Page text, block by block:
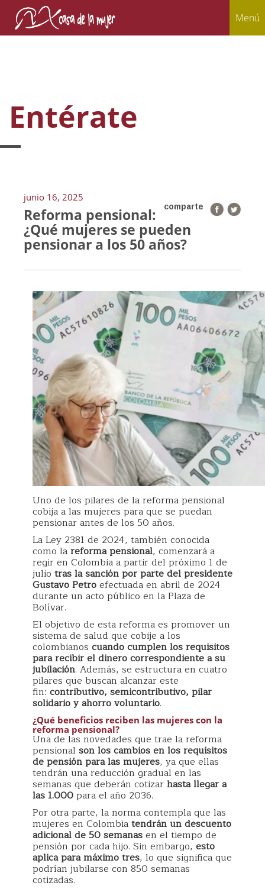
Menú
Entérate
junio 16, 2025
comparte
Reforma pensional:
¿Qué mujeres se pueden
pensionar a los 50 años?
Uno de los pilares de la reforma pensional
cobija a las mujeres para que se puedan
pensionar antes de los 50 años.
La Ley 2381 de 2024, también conocida
como lareforma pensional, comenzará a
regir en Colombia a partir del próximo 1 de
julio tras la sanción por parte del presidente
Gustavo Petroefectuada en abril de 2024
durante un acto público en la Plaza de
Bolívar.
El objetivo de esta reforma es promover un
sistema de salud que cobije a los
colombianos cuando cumplen los requisitos
para recibir el dinero correspondiente a su
jubilación. Además, se estructura en cuatro
pilares que buscan alcanzar este
fin: contributivo, semicontributivo, pilar
solidario y ahorro voluntario.
¿Qué beneficios reciben las mujeres con la
reforma pensional?
Una de las novedades que trae la reforma
pensional son los cambios en los requisitos
de pensión para las mujeres, ya que ellas
tendrán una reducción gradual en las
semanas que deberán cotizarhasta llegar a
las 1.000para el año 2036.
Por otra parte, la norma contempla que las
mujeres en Colombiatendrán un descuento
adicional de 50 semanasen el tiempo de
pensión por cada hijo. Sin embargo, esto
aplica para máximo tres, lo que significa que
podrían jubilarse con 850 semanas
cotizadas.